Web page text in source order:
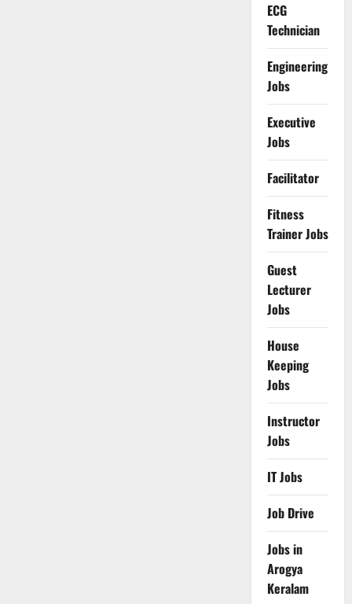
ECG
Technician
Engineering
Jobs
Executive
Jobs
Facilitator
Fitness
Trainer Jobs
Guest
Lecturer
Jobs
House
Keeping
Jobs
Instructor
Jobs
IT Jobs
Job Drive
Jobs in
Arogya
Keralam